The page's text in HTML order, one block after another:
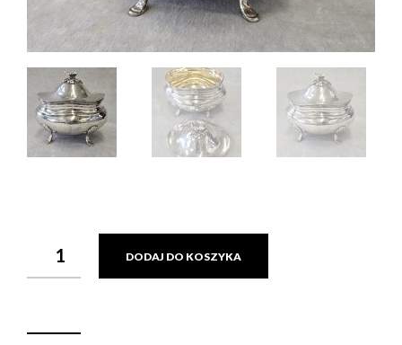
CUKIERNICA
SREBRNA
DODAJ DO KOSZYKA